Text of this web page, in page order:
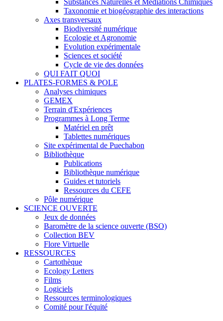
Substances Naturelles et Médiations Chimiques
Taxonomie et biogéographie des interactions
Axes transversaux
Biodiversité numérique
Ecologie et Agronomie
Evolution expérimentale
Sciences et société
Cycle de vie des données
QUI FAIT QUOI
PLATES-FORMES & POLE
Analyses chimiques
GEMEX
Terrain d'Expériences
Programmes à Long Terme
Matériel en prêt
Tablettes numériques
Site expérimental de Puechabon
Bibliothèque
Publications
Bibliothèque numérique
Guides et tutoriels
Ressources du CEFE
Pôle numérique
SCIENCE OUVERTE
Jeux de données
Baromètre de la science ouverte (BSO)
Collection BEV
Flore Virtuelle
RESSOURCES
Cartothèque
Ecology Letters
Films
Logiciels
Ressources terminologiques
Comité pour l'équité